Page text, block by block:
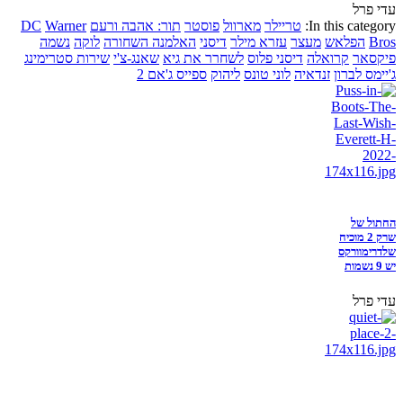
עדי פרל
In this category: טריילר מארוול פוסטר תור: אהבה ורעם DC Warner
Bros הפלאש מעצר עזרא מילר דיסני האלמנה השחורה לוקה נשמה
פיקסאר קרואלה דיסני פלוס לשחרר את גיא שאנג-צ'י שירות סטרימינג
ג'יימס לברון זנדאיה לוני טונס ליהוק ספייס ג'אם 2
החתול של
שרק 2 מוכיח
שלדרימוורקס
יש 9 נשמות
עדי פרל